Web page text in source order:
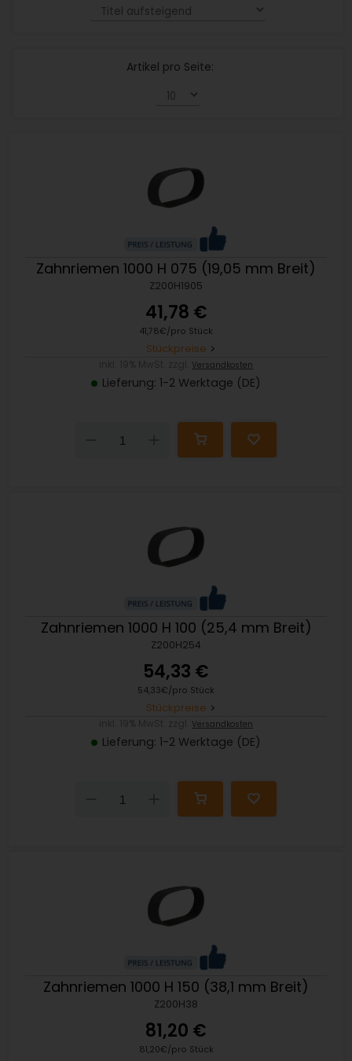
Artikel pro Seite:
Zahnriemen 1000 H 075 (19,05 mm Breit)
Z200H1905
41,78 €
41,78€/pro Stück
Stückpreise
Versandkosten
Lieferung: 1-2 Werktage (DE)
Down
Zahnriemen 1000 H 100 (25,4 mm Breit)
Z200H254
54,33 €
54,33€/pro Stück
Stückpreise
Versandkosten
Lieferung: 1-2 Werktage (DE)
Down
Zahnriemen 1000 H 150 (38,1 mm Breit)
Z200H38
81,20 €
81,20€/pro Stück